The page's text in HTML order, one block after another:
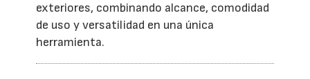
exteriores, combinando alcance, comodidad
de uso y versatilidad en una única
herramienta.